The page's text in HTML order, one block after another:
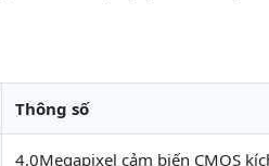
Thông số
4.0Megapixel cảm biến CMOS